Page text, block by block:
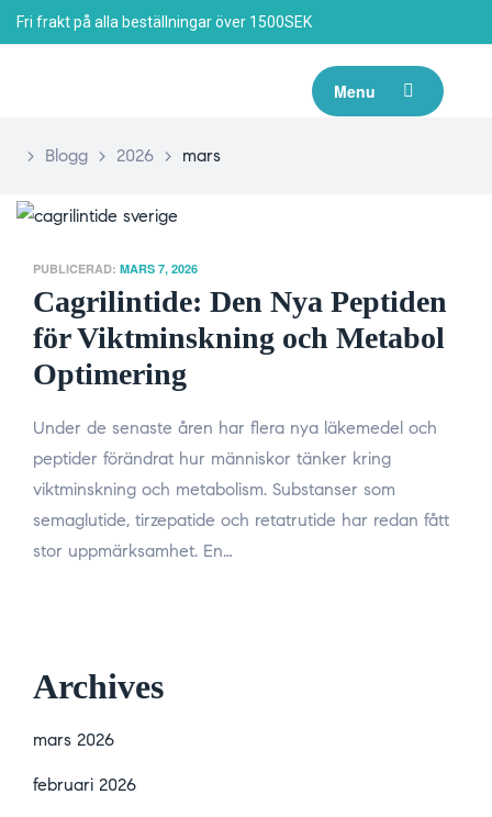
Fri frakt på alla beställningar över 1500SEK
Menu
> Blogg > 2026 > mars
PUBLICERAD: MARS 7, 2026
Cagrilintide: Den Nya Peptiden
för Viktminskning och Metabol
Optimering
Under de senaste åren har flera nya läkemedel och
peptider förändrat hur människor tänker kring
viktminskning och metabolism. Substanser som
semaglutide, tirzepatide och retatrutide har redan fått
stor uppmärksamhet. En…
Archives
mars 2026
februari 2026